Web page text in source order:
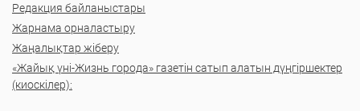
Редакция байланыстары
Жарнама орналастыру
Жаңалықтар жіберу
«Жайық үні-Жизнь города» газетін сатып алатын дүңгіршектер
(киоскілер):